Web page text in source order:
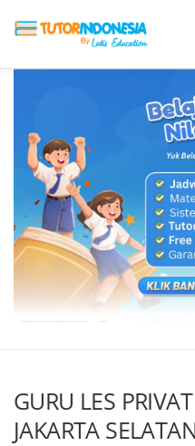
ABOUT US
BIAYA LES
BLOG DAFTAR
GURU LES
JAKARTA